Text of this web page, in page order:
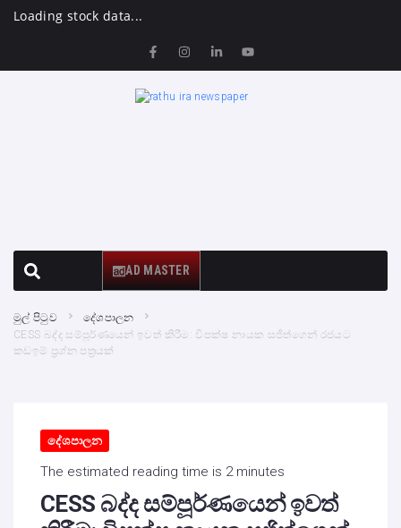
Loading stock data...
AD MASTER
මුල් පිටුව
දේශපාලන
CESS බද්ද සම්පූර්ණයෙන් ඉවත් කිරීම: විපක්ෂ නායක සජිත්ගෙන් රජයට
කඩඉම් ප්‍රශ්න පත්‍රයක්
දේශපාලන
The estimated reading time is 2 minutes
CESS බද්ද සම්පූර්ණයෙන් ඉවත්